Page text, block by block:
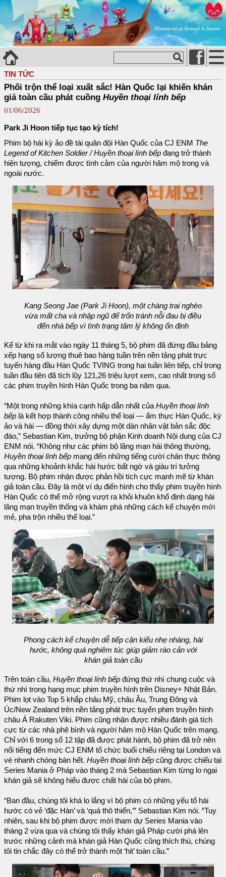
TIN TỨC
Phối trộn thể loại xuất sắc! Hàn Quốc lại khiến khán
giả toàn cầu phát cuồng Huyền thoại lính bếp
01/06/2026
Park Ji Hoon tiếp tục tạo kỳ tích!
Phim bộ hài kỳ ảo đề tài quân đội Hàn Quốc của CJ ENM The
Legend of Kitchen Soldier / Huyền thoại lính bếp đang trở thành
hiện tượng, chiếm được tình cảm của người hâm mộ trong và
ngoài nước.
Kang Seong Jae (Park Ji Hoon), một chàng trai nghèo
vừa mất cha và nhập ngũ để trốn tránh nỗi đau bị điều
đến nhà bếp vì tình trạng tâm lý không ổn định
Kể từ khi ra mắt vào ngày 11 tháng 5, bộ phim đã đứng đầu bảng
xếp hạng số lượng thuê bao hàng tuần trên nền tảng phát trực
tuyến hàng đầu Hàn Quốc TVING trong hai tuần liên tiếp, chỉ trong
tuần đầu tiên đã tích lũy 121,26 triệu lượt xem, cao nhất trong số
các phim truyền hình Hàn Quốc trong ba năm qua.
“Một trong những khía cạnh hấp dẫn nhất của Huyền thoại lính
bếp là kết hợp thành công nhiều thể loại — ẩm thực Hàn Quốc, kỳ
ảo và hài — đồng thời xây dựng một dàn nhân vật bản sắc độc
đáo,” Sebastian Kim, trưởng bộ phận Kinh doanh Nội dung của CJ
ENM nói. “Không như các phim bộ lãng mạn hài thông thường,
Huyền thoại lính bếp mang đến những tiếng cười chân thực thông
qua những khoảnh khắc hài hước bất ngờ và giàu trí tưởng
tượng. Bộ phim nhận được phản hồi tích cực mạnh mẽ từ khán
giả toàn cầu. Đây là một ví dụ điển hình cho thấy phim truyền hình
Hàn Quốc có thể mở rộng vượt ra khỏi khuôn khổ định dạng hài
lãng mạn truyền thống và khám phá những cách kể chuyện mới
mẻ, pha trộn nhiều thể loại.”
Phong cách kể chuyện dễ tiếp cận kiểu nhẹ nhàng, hài
hước, không quá nghiêm túc giúp giảm rào cản với
khán giả toàn cầu
Trên toàn cầu, Huyền thoại lính bếp đứng thứ nhì chung cuộc và
thứ nhì trong hạng mục phim truyền hình trên Disney+ Nhật Bản.
Phim lọt vào Top 5 khắp châu Mỹ, châu Âu, Trung Đông và
Úc/New Zealand trên nền tảng phát trực tuyến phim truyền hình
châu Á Rakuten Viki. Phim cũng nhận được nhiều đánh giá tích
cực từ các nhà phê bình và người hâm mộ Hàn Quốc trên mạng.
Chỉ với 6 trong số 12 tập đã được phát hành, bộ phim đã trở nên
nổi tiếng đến mức CJ ENM tổ chức buổi chiếu riêng tại London và
vé nhanh chóng bán hết. Huyền thoại lính bếp cũng được chiếu tại
Series Mania ở Pháp vào tháng 2 mà Sebastian Kim từng lo ngại
khán giả sẽ không hiểu được chất hài của bộ phim.
“Ban đầu, chúng tôi khá lo lắng vì bộ phim có những yếu tố hài
hước có vẻ ‘đặc Hàn’ và ‘quá thô thiển,’” Sebastian Kim nói. “Tuy
nhiên, sau khi bộ phim được mời tham dự Series Mania vào
tháng 2 vừa qua và chúng tôi thấy khán giả Pháp cười phá lên
trước những cảnh mà khán giả Hàn Quốc cũng thích thú, chúng
tôi tin chắc đây có thể trở thành một ‘hit’ toàn cầu.”